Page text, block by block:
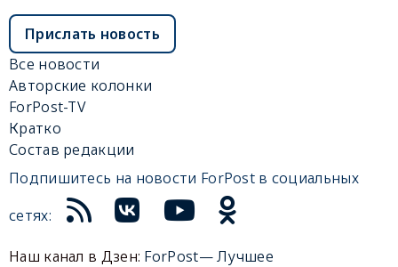
Прислать новость
Все новости
Авторские колонки
ForPost-TV
Кратко
Состав редакции
Подпишитесь на новости ForPost в социальных
сетях:
Наш канал в Дзен: ForPost— Лучшее